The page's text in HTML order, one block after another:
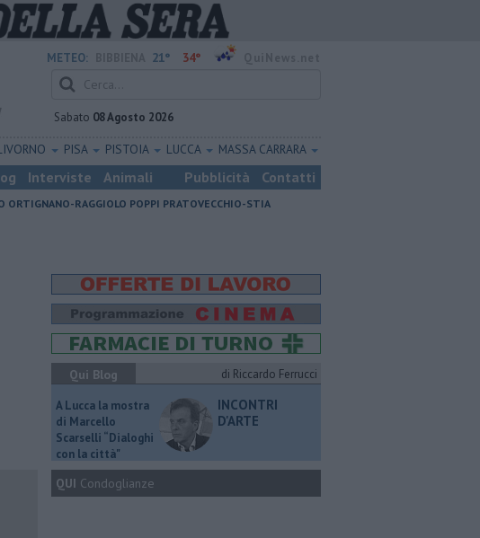
METEO: 21° 34°
Sabato 08 Agosto 2026
PISA PISTOIA LUCCA MASSA CARRARA
Interviste Animali Pubblicità Contatti
ORTIGNANO-RAGGIOLO POPPI PRATOVECCHIO-STIA
Qui Blog di Riccardo Ferrucci
A Lucca la mostra
di Marcello
Scarselli “Dialoghi
con la città"
INCONTRI
D'ARTE
QUI Condoglianze